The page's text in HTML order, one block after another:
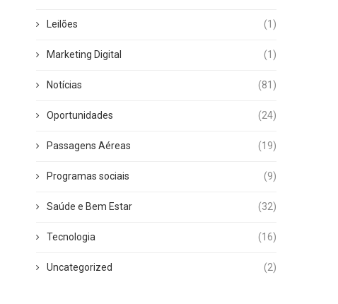
Leilões (1)
Marketing Digital (1)
Notícias (81)
Oportunidades (24)
Passagens Aéreas (19)
Programas sociais (9)
Saúde e Bem Estar (32)
Tecnologia (16)
Uncategorized (2)